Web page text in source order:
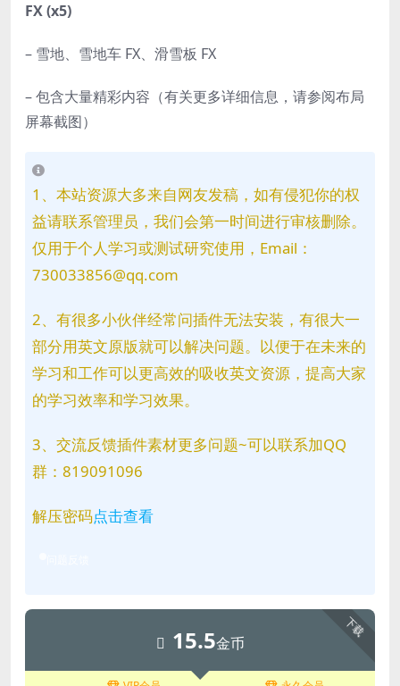
FX (x5)
– 雪地、雪地车 FX、滑雪板 FX
– 包含大量精彩内容（有关更多详细信息，请参阅布局
屏幕截图）
1、本站资源大多来自网友发稿，如有侵犯你的权
益请联系管理员，我们会第一时间进行审核删除。
仅用于个人学习或测试研究使用，Email：
730033856@qq.com
2、有很多小伙伴经常问插件无法安装，有很大一
部分用英文原版就可以解决问题。以便于在未来的
学习和工作可以更高效的吸收英文资源，提高大家
的学习效率和学习效果。
3、交流反馈插件素材更多问题~可以联系加QQ
群：819091096
解压密码点击查看
下载
15.5金币